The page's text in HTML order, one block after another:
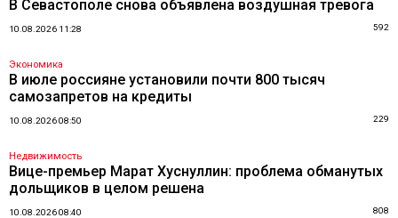
В Севастополе снова объявлена воздушная тревога
10.08.2026 11:28 592
Экономика
В июле россияне установили почти 800 тысяч
самозапретов на кредиты
10.08.2026 08:50 229
Недвижимость
Вице-премьер Марат Хуснуллин: проблема обманутых
дольщиков в целом решена
10.08.2026 08:40 808